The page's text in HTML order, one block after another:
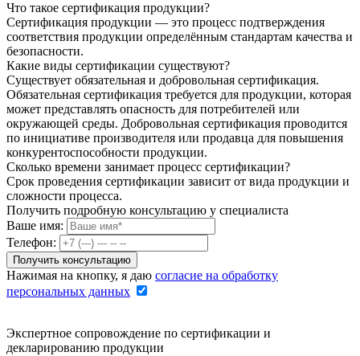
Что такое сертификация продукции?
Сертификация продукции — это процесс подтверждения
соответствия продукции определённым стандартам качества и
безопасности.
Какие виды сертификации существуют?
Существует обязательная и добровольная сертификация.
Обязательная сертификация требуется для продукции, которая
может представлять опасность для потребителей или
окружающей среды. Добровольная сертификация проводится
по инициативе производителя или продавца для повышения
конкурентоспособности продукции.
Сколько времени занимает процесс сертификации?
Срок проведения сертификации зависит от вида продукции и
сложности процесса.
Получить подробную консультацию у специалиста
Ваше имя:
Телефон:
Нажимая на кнопку, я даю согласие на обработку
персональных данных
Экспертное сопровождение по сертификации и
декларированию продукции